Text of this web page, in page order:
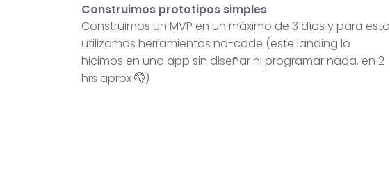
Construimos prototipos simples
Construimos un MVP en un máximo de 3 días y para esto
utilizamos herramientas no-code (este landing lo
hicimos en una app sin diseñar ni programar nada, en 2
hrs aprox 🤫)